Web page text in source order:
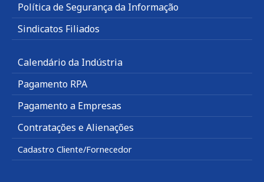
Política de Segurança da Informação
Sindicatos Filiados
Calendário da Indústria
Pagamento RPA
Pagamento a Empresas
Contratações e Alienações
Cadastro Cliente/Fornecedor